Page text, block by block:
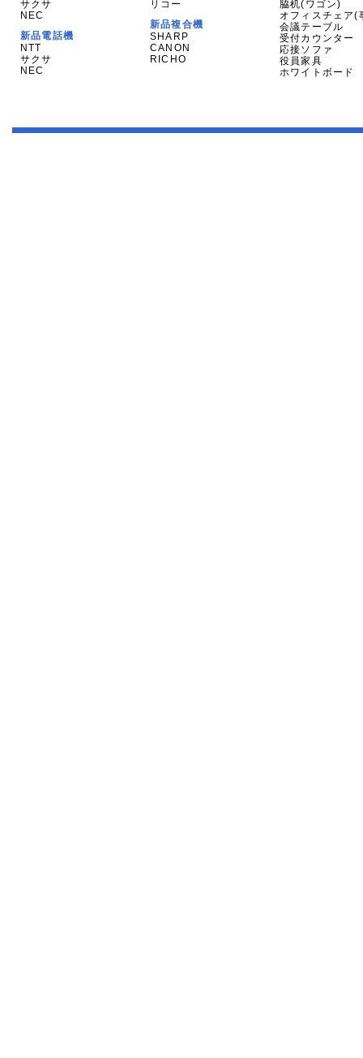
サクサ
NEC
新品電話機
NTT
サクサ
NEC
リコー
新品複合機
SHARP
CANON
RICHO
脇机(ワゴン)
オフィスチェア(
会議テーブル
受付カウンター
応接ソファ
役員家具
ホワイトボード